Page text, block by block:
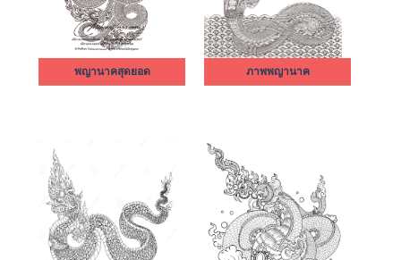
พญานาคสุดยอด ภาพพญานาค